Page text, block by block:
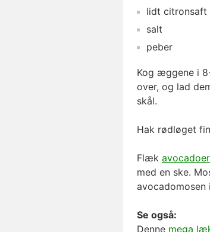
lidt citronsaft
salt
peber
Kog æggene i
over, og lad
skål.
Hak rødløget
Flæk
med en ske.
Se også:
Denne mega